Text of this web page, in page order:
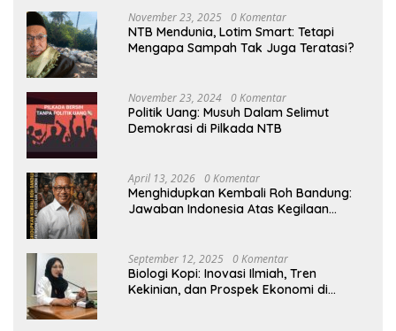
November 23, 2025 0 Komentar
NTB Mendunia, Lotim Smart: Tetapi
Mengapa Sampah Tak Juga Teratasi?
November 23, 2024 0 Komentar
Politik Uang: Musuh Dalam Selimut
Demokrasi di Pilkada NTB
April 13, 2026 0 Komentar
Menghidupkan Kembali Roh Bandung:
Jawaban Indonesia Atas Kegilaan
September 12, 2025 0 Komentar
Biologi Kopi: Inovasi Ilmiah, Tren
Kekinian, dan Prospek Ekonomi di